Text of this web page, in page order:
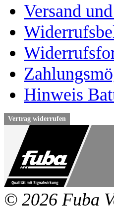
Versand
Hinweis
Vertrag widerrufen
© 2026 Fuba